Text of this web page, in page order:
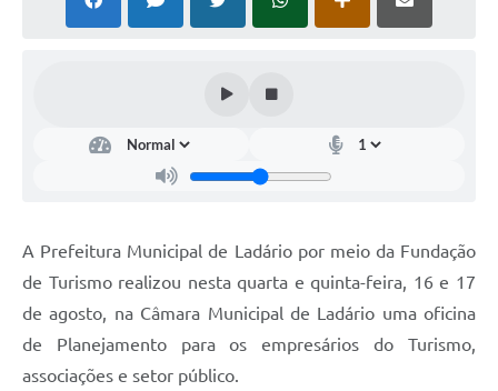
Telefones Úteis
A Prefeitura Municipal de Ladário por meio da Fundação
de Turismo realizou nesta quarta e quinta-feira, 16 e 17
de agosto, na Câmara Municipal de Ladário uma oficina
de Planejamento para os empresários do Turismo,
associações e setor público.